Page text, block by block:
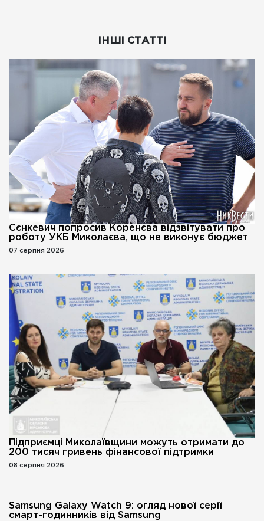
ІНШІ СТАТТІ
Сєнкевич попросив Коренєва відзвітувати про
роботу УКБ Миколаєва, що не виконує бюджет
07 серпня 2026
Підприємці Миколаївщини можуть отримати до
200 тисяч гривень фінансової підтримки
08 серпня 2026
Samsung Galaxy Watch 9: огляд нової серії
смарт-годинників від Samsung